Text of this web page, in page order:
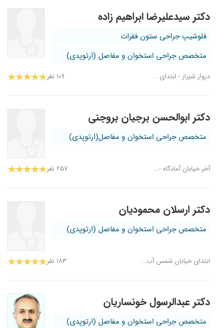
دکتر سیدعلیرضا ابراهیم زاده
فلوشیپ جراحی ستون فقرات
متخصص جراحی استخوان و مفاصل (ارتوپدی)
درواز شیراز - ابتدای... ۱۰۹ نفر
دکتر ابوالحسن برجیان بروجنی
متخصص جراحی استخوان و مفاصل(ارتوپدی)
آخر خیابان آمادگاه -... ۲۵۷ نفر
دکتر ارسلان محمودیان
متخصص جراحی استخوان و مفاصل (ارتوپدی)
ابتدای خیابان شمس آب... ۱۸۳ نفر
دکتر عبدالرسول خونساریان
متخصص جراحی استخوان و مفاصل (ارتوپدی)